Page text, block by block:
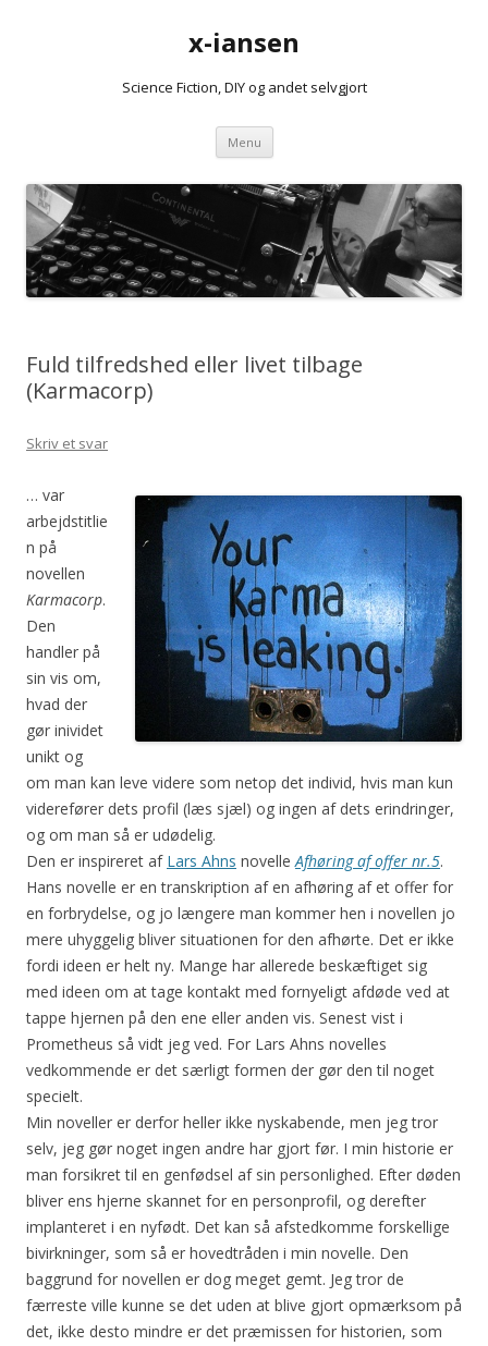
x-iansen
Science Fiction, DIY og andet selvgjort
Menu Hop
indhold
Fuld tilfredshed eller livet tilbage
(Karmacorp)
Skriv et svar
… var
arbejdstitlie
n på
novellen
Karmacorp.
Den
handler på
sin vis om,
hvad der
gør inividet
unikt og
om man kan leve videre som netop det individ, hvis man kun
viderefører dets profil (læs sjæl) og ingen af dets erindringer,
og om man så er udødelig.
Den er inspireret af Lars Ahns novelleAfhøring af offer nr.5.
Hans novelle er en transkription af en afhøring af et offer for
en forbrydelse, og jo længere man kommer hen i novellen jo
mere uhyggelig bliver situationen for den afhørte. Det er ikke
fordi ideen er helt ny. Mange har allerede beskæftiget sig
med ideen om at tage kontakt med fornyeligt afdøde ved at
tappe hjernen på den ene eller anden vis. Senest vist i
Prometheus så vidt jeg ved. For Lars Ahns novelles
vedkommende er det særligt formen der gør den til noget
specielt.
Min noveller er derfor heller ikke nyskabende, men jeg tror
selv, jeg gør noget ingen andre har gjort før. I min historie er
man forsikret til en genfødsel af sin personlighed. Efter døden
bliver ens hjerne skannet for en personprofil, og derefter
implanteret i en nyfødt. Det kan så afstedkomme forskellige
bivirkninger, som så er hovedtråden i min novelle. Den
baggrund for novellen er dog meget gemt. Jeg tror de
færreste ville kunne se det uden at blive gjort opmærksom på
det, ikke desto mindre er det præmissen for historien, som